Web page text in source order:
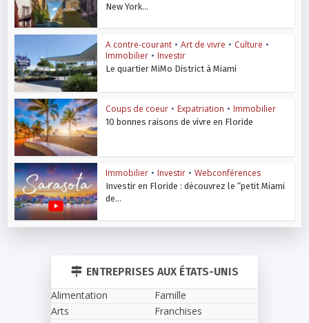
New York...
A contre-courant • Art de vivre • Culture •
Immobilier • Investir
Le quartier MiMo District à Miami
Coups de coeur • Expatriation • Immobilier
10 bonnes raisons de vivre en Floride
Immobilier • Investir • Webconférences
Investir en Floride : découvrez le “petit Miami
de...
ENTREPRISES AUX ÉTATS-UNIS
Alimentation
Arts
Famille
Franchises